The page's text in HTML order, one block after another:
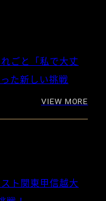
ごと「私で大丈
た新しい挑戦
VIEW MORE
ト関東甲信越大